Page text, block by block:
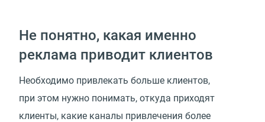
Не понятно, какая именно
реклама приводит клиентов
Необходимо привлекать больше клиентов,
при этом нужно понимать, откуда приходят
клиенты, какие каналы привлечения более